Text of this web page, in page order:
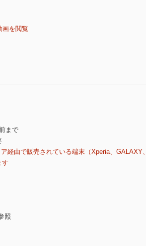
画を閲覧
まで
経由で販売されている端末（Xperia、GALAXY、
す
照